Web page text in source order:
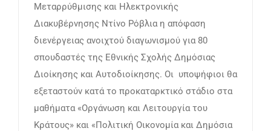
Μεταρρύθμισης και Ηλεκτρονικής
Διακυβέρνησης Ντίνο Ρόβλια η απόφαση
διενέργειας ανοιχτού διαγωνισμού για 80
σπουδαστές της Εθνικής Σχολής Δημόσιας
Διοίκησης και Αυτοδιοίκησης. Οι υποψήφιοι θα
εξεταστούν κατά το προκαταρκτικό στάδιο στα
μαθήματα «Οργάνωση και Λειτουργία του
Κράτους» και «Πολιτική Οικονομία και Δημόσια